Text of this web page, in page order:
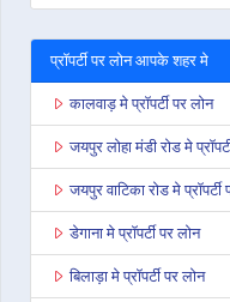
प्रॉपर्टी पर लोन आपके शहर मे
कालवाड़ मे प्रॉपर्टी पर लोन
जयपुर लोहा मंडी रोड मे
जयपुर वाटिका रोड मे प्रॉपर्टी
डेगाना मे प्रॉपर्टी पर लोन
बिलाड़ा मे प्रॉपर्टी पर लोन